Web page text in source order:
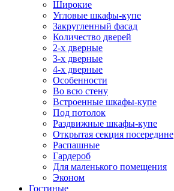
Широкие
Угловые шкафы-купе
Закругленный фасад
Количество дверей
2-х дверные
3-х дверные
4-х дверные
Особенности
Во всю стену
Встроенные шкафы-купе
Под потолок
Раздвижные шкафы-купе
Открытая секция посередине
Распашные
Гардероб
Для маленького помещения
Эконом
Гостиные